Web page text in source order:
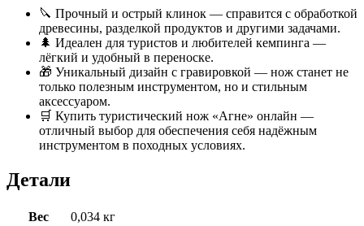
🔪 Прочный и острый клинок — справится с обработкой
древесины, разделкой продуктов и другими задачами.
🌲 Идеален для туристов и любителей кемпинга —
лёгкий и удобный в переноске.
🎁 Уникальный дизайн с гравировкой — нож станет не
только полезным инструментом, но и стильным
аксессуаром.
🛒 Купить туристический нож «Агне» онлайн —
отличный выбор для обеспечения себя надёжным
инструментом в походных условиях.
Детали
Вес
0,034 кг